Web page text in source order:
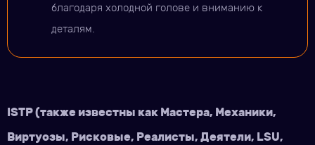
благодаря холодной голове и вниманию к
деталям.
ISTP (также известны как Мастера, Механики,
Виртуозы, Рисковые, Реалисты, Деятели, LSU,